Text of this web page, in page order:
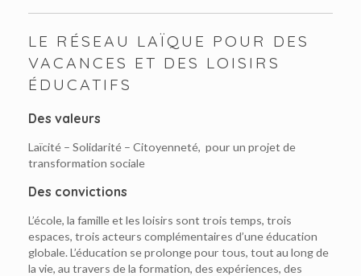
LE RÉSEAU LAÏQUE POUR DES
VACANCES ET DES LOISIRS
ÉDUCATIFS
Des valeurs
Laïcité – Solidarité – Citoyenneté, pour un projet de
transformation sociale
Des convictions
L’école, la famille et les loisirs sont trois temps, trois
espaces, trois acteurs complémentaires d’une éducation
globale. L’éducation se prolonge pour tous, tout au long de
la vie, au travers de la formation, des expériences, des